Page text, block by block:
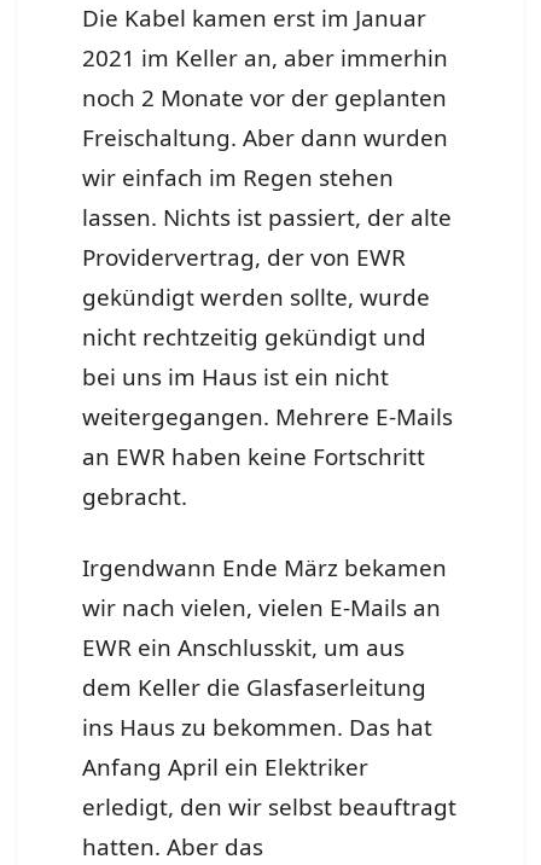
Die Kabel kamen erst im Januar
2021 im Keller an, aber immerhin
noch 2 Monate vor der geplanten
Freischaltung. Aber dann wurden
wir einfach im Regen stehen
lassen. Nichts ist passiert, der alte
Providervertrag, der von EWR
gekündigt werden sollte, wurde
nicht rechtzeitig gekündigt und
bei uns im Haus ist ein nicht
weitergegangen. Mehrere E-Mails
an EWR haben keine Fortschritt
gebracht.
Irgendwann Ende März bekamen
wir nach vielen, vielen E-Mails an
EWR ein Anschlusskit, um aus
dem Keller die Glasfaserleitung
ins Haus zu bekommen. Das hat
Anfang April ein Elektriker
erledigt, den wir selbst beauftragt
hatten. Aber das